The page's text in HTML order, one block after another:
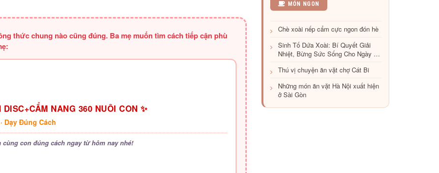
thức chung nào cũng đúng. Ba mẹ muốn tìm cách tiếp cận phù
DISC+CẨM NANG 360 NUÔI CON ✨
Dạy Đúng Cách
cùng con đúng cách ngay từ hôm nay nhé!
MÓN NGON
Chè xoài nếp cẩm cực ngon đón hè
Sinh Tố Dứa Xoài: Bí Quyết Giải
Nhiệt, Bừng Sức Sống Cho Ngày Hè
Thú vị chuyện ăn vặt chợ Cát Bi
Những món ăn vặt Hà Nội xuất hiện
ở Sài Gòn